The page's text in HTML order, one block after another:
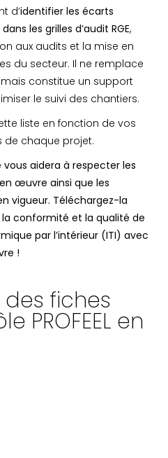
d’identifier les écarts
les grilles d’audit RGE,
aux audits et la mise en
du secteur. Il ne remplace
mais constitue un support
le suivi des chantiers.
liste en fonction de vos
de chaque projet.
aidera à respecter les
œuvre ainsi que les
vigueur. Téléchargez-la
conformité et la qualité de
par l’intérieur (ITI) avec
!
fiches
PROFEEL en